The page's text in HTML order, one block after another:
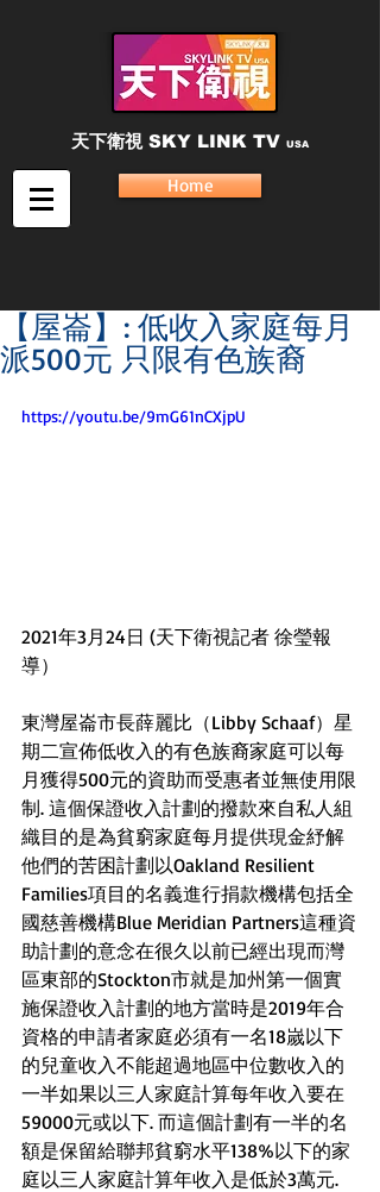
天下衛視 SKY LINK TV USA
Home
【屋崙】: 低收入家庭每月
派500元 只限有色族裔
https://youtu.be/9mG61nCXjpU
2021年3月24日 (天下衛視記者 徐瑩報
導）
東灣屋崙市長薛麗比（Libby Schaaf）星
期二宣佈低收入的有色族裔家庭可以每
月獲得500元的資助而受惠者並無使用限
制. 這個保證收入計劃的撥款來自私人組
織目的是為貧窮家庭每月提供現金紓解
他們的苦困計劃以Oakland Resilient
Families項目的名義進行捐款機構包括全
國慈善機構Blue Meridian Partners這種資
助計劃的意念在很久以前已經出現而灣
區東部的Stockton市就是加州第一個實
施保證收入計劃的地方當時是2019年合
資格的申請者家庭必須有一名18嵗以下
的兒童收入不能超過地區中位數收入的
一半如果以三人家庭計算每年收入要在
59000元或以下. 而這個計劃有一半的名
額是保留給聯邦貧窮水平138%以下的家
庭以三人家庭計算年收入是低於3萬元.